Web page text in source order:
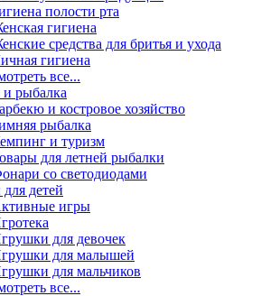
полости рта
гигиена
средства для бритья и ухода
гигиена
все...
рыбалка
и костровое хозяйство
рыбалка
и туризм
для летней рыбалки
со светодиодами
детей
игры
для девочек
для малышей
для мальчиков
все...